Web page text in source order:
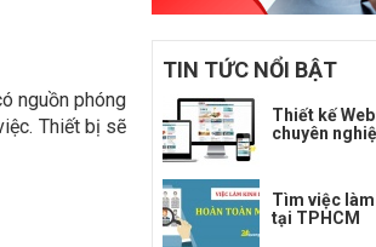
nguồn phóng
Thiết bị sẽ
TIN TỨC NỔI BẬT
Thiết kế
chuyên
Tìm việc
tại TPHCM